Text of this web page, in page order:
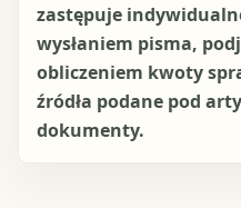
zastępuje
wysłaniem pisma,
obliczeniem kwoty
źródła podane pod
dokumenty.